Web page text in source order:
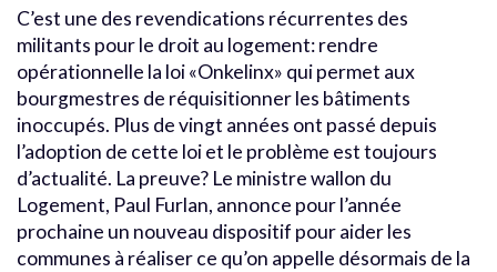
C’est une des revendications récurrentes des
militants pour le droit au logement: rendre
opérationnelle la loi «Onkelinx» qui permet aux
bourgmestres de réquisitionner les bâtiments
inoccupés. Plus de vingt années ont passé depuis
l’adoption de cette loi et le problème est toujours
d’actualité. La preuve? Le ministre wallon du
Logement, Paul Furlan, annonce pour l’année
prochaine un nouveau dispositif pour aider les
communes à réaliser ce qu’on appelle désormais de la